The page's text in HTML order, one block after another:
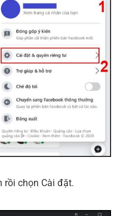
rồi chọn Cài đặt.